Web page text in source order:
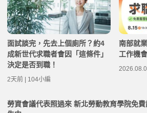
面試談完，先去上個廁所？約4
成新世代求職者會因「這條件」
決定是否到職！
2天前 | 104小編
南部就
工作機
勞資會議代表照過來 新北勞動教育學院免